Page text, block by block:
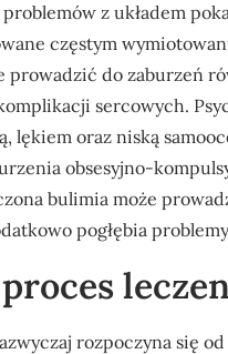
z układem
częstym
prowadzić do zaburzeń
sercowych.
lękiem oraz niską
obsesyjno-
bulimia może
pogłębia
rozpoczyna się